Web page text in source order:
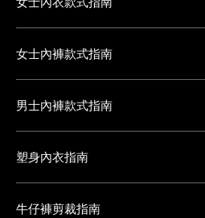
女士內褲款式指南
男士內褲款式指南
塑身內衣指南
牛仔褲剪裁指南